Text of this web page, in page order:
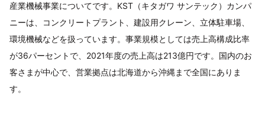
産業機械事業についてです。KST（キタガワ サンテック）カンパ
ニーは、コンクリートプラント、建設用クレーン、立体駐車場、
環境機械などを扱っています。事業規模としては売上高構成比率
が36パーセントで、2021年度の売上高は213億円です。国内のお
客さまが中心で、営業拠点は北海道から沖縄まで全国にありま
す。